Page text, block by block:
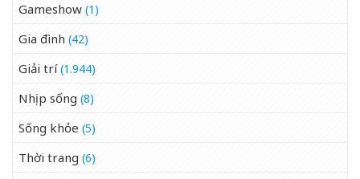
Gameshow (1)
Gia đình (42)
Giải trí(1.944)
Nhịp sống (8)
Sống khỏe (5)
Thời trang (6)